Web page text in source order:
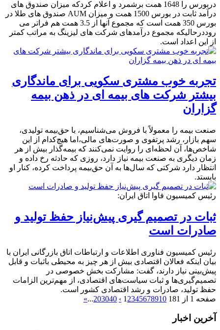
دربورس را 1648 همت برشمرد و اعلام کردکه میزان صندوق های
درآمد ثابت در بورس 1500 همت و میزان AUM صندوق های طلا در
بورس 350 همت است که مجموع آنها از 3.5 همت هم فراتر می
روددرحالیکه مجموع درآمدهای شرکت های لیزینگ به مراتب کمتر
از این اعداد است.
تجربه خوب مشتری سکویی برای ماندگاری
بیشتر شرکت های بیمه ای در ذهن بیمه
گزاران
​صنعت بیمه را معمولاً با فروش می‌شناسیم، با حق‌بیمه تولیدی،
سهم بازار، رشد پرتفوی و صورت‌های مالی،اما هیچ‌کدام از این
شاخص‌ها، آن لحظه‌ای را روایت نمی‌کنند که بیمه‌گذار بیش از هر
زمان دیگری به صنعت بیمه نیاز دارد، روزی که حادثه رخ داده و
انتظار دارد شرکتی که سال‌ها به آن حق‌بیمه پرداخت کرده، کنار او
بایستد.
رئیس کمیسیون فاوا اتاق ایران:
ثبات در تصمیم گیری پیش‌نیاز حفظ تولید و
صادرات است
رئیس کمیسیون فناوری اطلاعات و ارتباطات اتاق بازرگانی ایران با
بیان اینکه فعالان اقتصادی بیش از هر چیز به محیطی باثبات و قابل
پیش‌بینی نیاز دارند، گفت: مشارکت بخش خصوصی در
تصمیم‌گیری‌ها و ثبات سیاست‌های اقتصادی، از مهم‌ترین الزامات
حفظ تولید، صادرات و رشد اقتصادی کشور است.
صفحه 1 از 181
1 2345678910
›
203040
...
»
آخرین اخبار